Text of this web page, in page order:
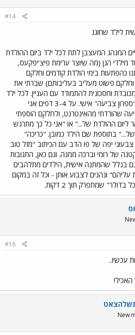
#14
לילד שחוגג
המנהג המעצבן לתת לכל ילד ביום ההולדת
הגן (מה שיוצר ערימת פיצ'יפקעס,
כהפתעות בימי הולדת קודמים וחלקם
וחלקם פשוט מעליב בעליבותם) שברתי את
וחסכונית להתמודד עם העניין. לכל ילד
שחוגג אני מדפיסה "ספרון צביעה" אישי. על 3-4 דפים אני
שהורדתי מהאינטרנט, ולחלקם הוספתי
ליום ההולדת של..." או "אני כל כך מתרגש
בתוספת שם הילד כמובן. "כריכה"
צבעוני יפה של פו הדב עם הכיתוב "מזל טוב
של רומי וברכה ממנה. וגם כאן, התגובות
בגלל שהמתנה אישית, הילדים מתלהבים
ונהנים לצבוע אותן - וכל זה במקום
שמתפרק תוך 2 דקות.
#16
עכשיו..
האכיל!
New